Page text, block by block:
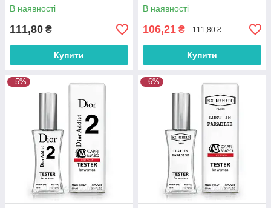
В наявності
111,80 ₴
Купити
В наявності
106,21 ₴ 111,80 ₴
Купити
–5% –6%